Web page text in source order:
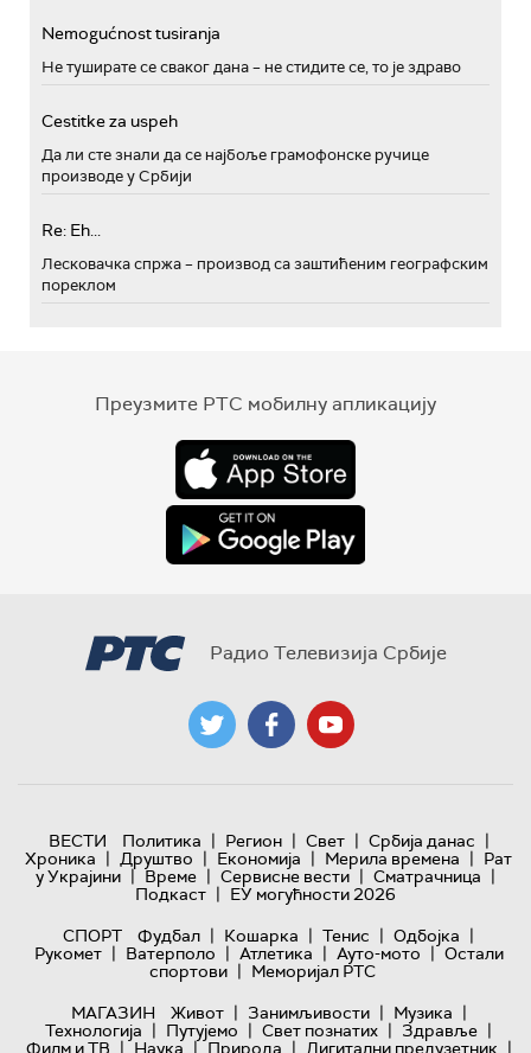
Nemogućnost tusiranja
Не туширате се сваког дана – не стидите се, то је здраво
Cestitke za uspeh
Да ли сте знали да се најбоље грамофонске ручице
производе у Србији
Re: Eh...
Лесковачка спржа – производ са заштићеним географским
пореклом
Преузмите РТС мобилну апликацију
Радио Телевизија Србије
ВЕСТИ Политика | Регион | Свет | Србија данас |
Хроника | Друштво | Економија | Мерила времена | Рат
у Украјини | Време | Сервисне вести | Сматрачница |
Подкаст | ЕУ могућности 2026
СПОРТ
Фудбал | Кошарка | Тенис | Одбојка |
Рукомет | Ватерполо | Атлетика | Ауто-мото | Остали
спортови | Меморијал РТС
МАГАЗИН
Живот | Занимљивости | Музика |
Технологијa | Путујемо | Свет познатих | Здравље |
Филм и ТВ | Наука | Природа | Дигитални предузетник |